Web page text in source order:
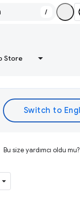
/
Store
Bu size yardımcı oldu mu?